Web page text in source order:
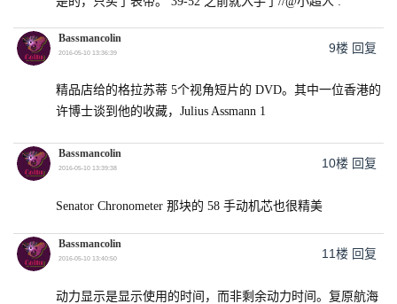
Bassmancolin
2016-05-10 13:36:39 9楼 回复
精品店给的格拉苏蒂 5个视角短片的 DVD。其中一位香港的
许博士谈到他的收藏，Julius Assmann 1
Bassmancolin
2016-05-10 13:39:38 10楼 回复
Senator Chronometer 那块的 58 手动机芯也很精美
Bassmancolin
2016-05-10 13:40:50 11楼 回复
动力显示是显示使用的时间，而非剩余动力时间。复原航海